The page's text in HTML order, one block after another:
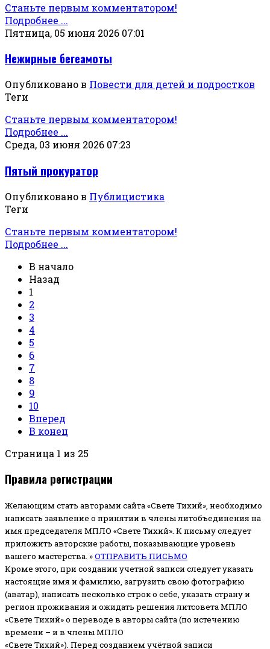
Станьте первым комментатором!
Подробнее ...
Пятница, 05 июня 2026 07:01
Нежирные бегеамоты
Опубликовано в Повести для детей и подростков
Теги
Станьте первым комментатором!
Подробнее ...
Среда, 03 июня 2026 07:23
Пятый прокуратор
Опубликовано в Публицистика
Теги
Станьте первым комментатором!
Подробнее ...
В начало
Назад
1
2
3
4
5
6
7
8
9
10
Вперед
В конец
Страница 1 из 25
Правила регистрации
Желающим стать авторами сайта «Свете Тихий», необходимо
написать заявление о принятии в члены литобъединения на
имя председателя МПЛО «Свете Тихий». К письму следует
приложить авторские работы, показывающие уровень
вашего мастерства. »ОТПРАВИТЬ ПИСЬМО
Кроме этого, при создании учетной записи следует указать
настоящие имя и фамилию, загрузить свою фотографию
(аватар), написать несколько строк о себе, указать страну и
регион проживания и ожидать решения литсовета МПЛО
«Свете Тихий» о переводе в авторы сайта (по истечению
времени – и в члены МПЛО
«Свете Тихий»). Перед созданием учётной записи